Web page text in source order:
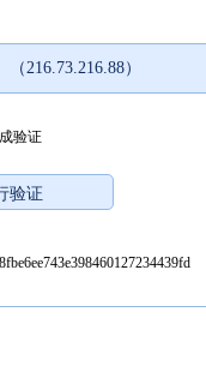
216.73.216.88）
验证